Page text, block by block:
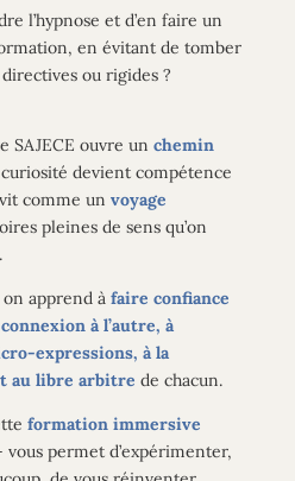
l’hypnose et d’en faire un
en évitant de tomber
ou rigides ?
SAJECE ouvre un chemin
devient compétence
comme un voyage
pleines de sens qu’on
apprend à faire confiance
à l’autre, à
expressions, à la
au libre arbitre de chacun.
formation immersive
vous permet d’expérimenter,